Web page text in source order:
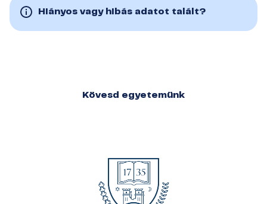
Hiányos vagy hibás adatot talált?
Kövesd egyetemünk